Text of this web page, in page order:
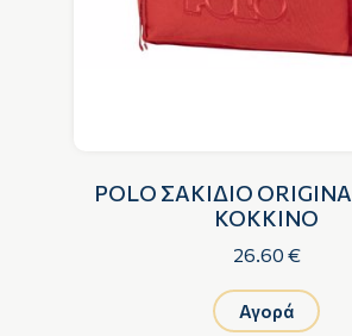
POLO ΣΑΚΙΔΙΟ
ΚΟΚΚΙΝΟ
26.60 €
Αγορά